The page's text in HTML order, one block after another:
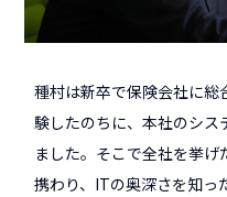
種村は新卒で保険会社に
験したのちに、本社のシス
ました。そこで全社を挙
携わり、ITの奥深さを知っ